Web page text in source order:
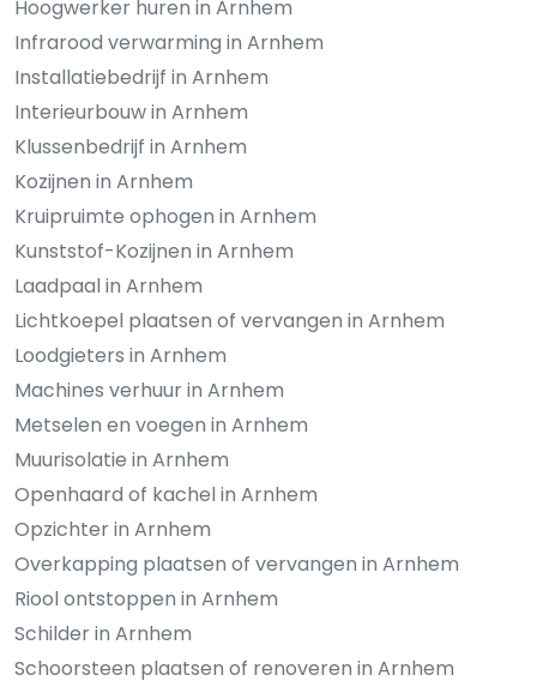
Hoogwerker huren in Arnhem
Infrarood verwarming in Arnhem
Installatiebedrijf in Arnhem
Interieurbouw in Arnhem
Klussenbedrijf in Arnhem
Kozijnen in Arnhem
Kruipruimte ophogen in Arnhem
Kunststof-Kozijnen in Arnhem
Laadpaal in Arnhem
Lichtkoepel plaatsen of vervangen in Arnhem
Loodgieters in Arnhem
Machines verhuur in Arnhem
Metselen en voegen in Arnhem
Muurisolatie in Arnhem
Openhaard of kachel in Arnhem
Opzichter in Arnhem
Overkapping plaatsen of vervangen in Arnhem
Riool ontstoppen in Arnhem
Schilder in Arnhem
Schoorsteen plaatsen of renoveren in Arnhem